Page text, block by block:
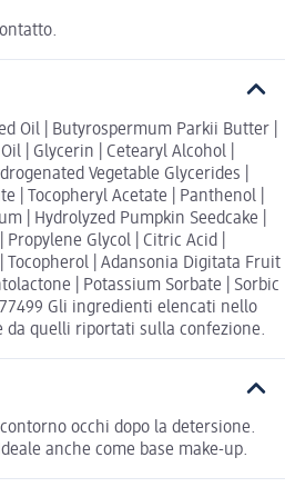
Oil | Butyrospermum Parkii Butter |
| Glycerin | Cetearyl Alcohol |
Vegetable Glycerides |
| Tocopheryl Acetate | Panthenol |
| Hydrolyzed Pumpkin Seedcake |
Glycol | Citric Acid |
Tocopherol | Adansonia Digitata Fruit
| Potassium Sorbate | Sorbic
77499 Gli ingredienti elencati nello
da quelli riportati sulla confezione.
occhi dopo la detersione.
anche come base make-up.